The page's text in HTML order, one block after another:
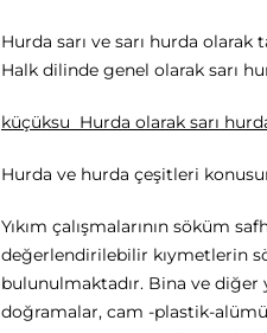
Hurda sarı ve sarı hurda
Halk dilinde genel olarak sarı
küçüksu Hurda olarak sarı
Hurda ve hurda çeşitleri
Yıkım çalışmalarının söküm
değerlendirilebilir kıymetlerin
bulunulmaktadır. Bina ve diğer
doğramalar, cam -plastik-